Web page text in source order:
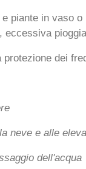
piante in vaso
eccessiva
protezione dei
neve e alle
dell'acqua